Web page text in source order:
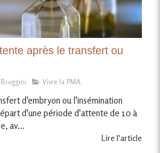
après le transfert ou
Vivre la PMA
d'embryon ou l'insémination
d'une période d'attente de 10 à
av...
Lire l'article